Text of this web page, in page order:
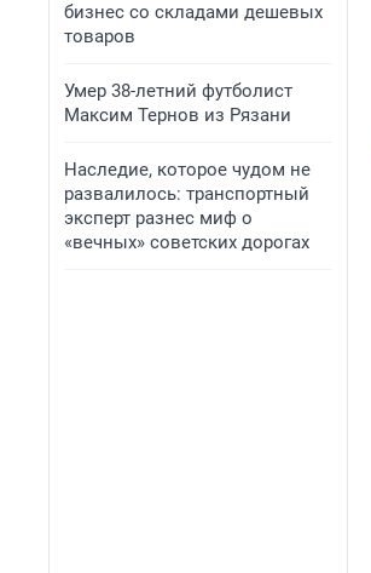
бизнес со складами дешевых
товаров
Умер 38-летний футболист
Максим Тернов из Рязани
Наследие, которое чудом не
развалилось: транспортный
эксперт разнес миф о
«вечных» советских дорогах